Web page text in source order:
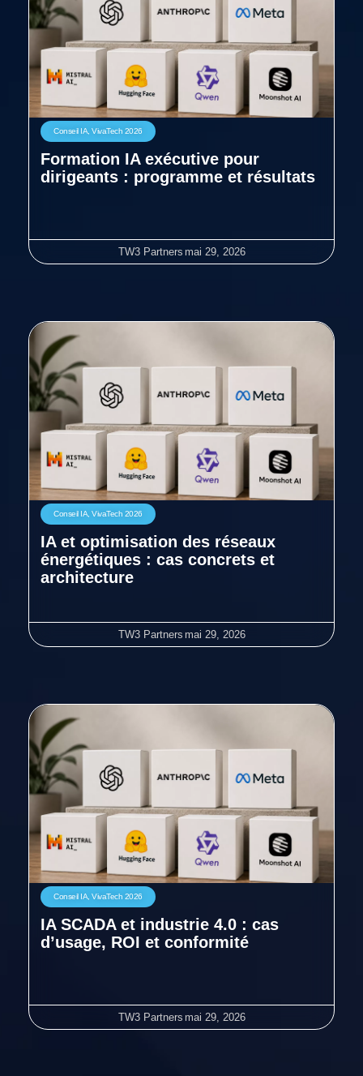
Conseil IA, VivaTech 2026
Formation IA exécutive pour
dirigeants : programme et résultats
TW3 Partners mai 29, 2026
Conseil IA, VivaTech 2026
IA et optimisation des réseaux
énergétiques : cas concrets et
architecture
TW3 Partners mai 29, 2026
Conseil IA, VivaTech 2026
IA SCADA et industrie 4.0 : cas
d’usage, ROI et conformité
TW3 Partners mai 29, 2026